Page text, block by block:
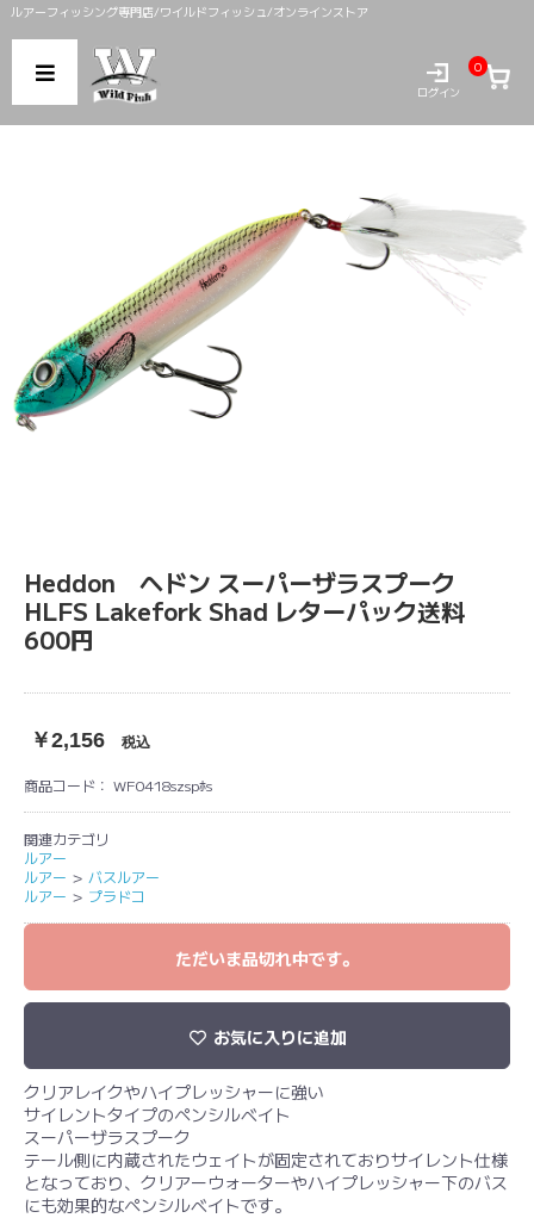
ルアーフィッシング専門店/ワイルドフィッシュ/オンラインストア
ログイン
0
Heddon ヘドン スーパーザラスプーク
HLFS Lakefork Shad レターパック送料
600円
￥2,156 税込
商品コード： WF0418szspﾎs
関連カテゴリ
ルアー
ルアー ＞ バスルアー
ルアー ＞ プラドコ
ただいま品切れ中です。
お気に入りに追加
クリアレイクやハイプレッシャーに強い
サイレントタイプのペンシルベイト
スーパーザラスプーク
テール側に内蔵されたウェイトが固定されておりサイレント仕様
となっており、クリアーウォーターやハイプレッシャー下のバス
にも効果的なペンシルベイトです。